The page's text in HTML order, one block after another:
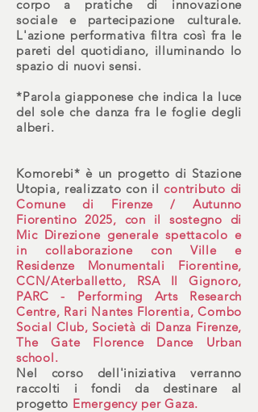
corpo a pratiche di innovazione
sociale e partecipazione culturale.
L'azione performativa filtra così fra le
pareti del quotidiano, illuminando lo
spazio di nuovi sensi.
*Parola giapponese che indica la luce
del sole che danza fra le foglie degli
alberi.
Komorebi* è un progetto di Stazione
Utopia, realizzato con ilcontributo di
Comune di Firenze / Autunno
Fiorentino 2025, con il sostegno di
Mic Direzione generale spettacolo e
in collaborazione con Ville e
Residenze Monumentali Fiorentine,
CCN/Aterballetto, RSA Il Gignoro,
PARC - Performing Arts Research
Centre, Rari Nantes Florentia, Combo
Social Club, Società di Danza Firenze,
The Gate Florence Dance Urban
school.
Nel corso dell'iniziativa verranno
raccolti i fondi da destinare al
progetto Emergency per Gaza.